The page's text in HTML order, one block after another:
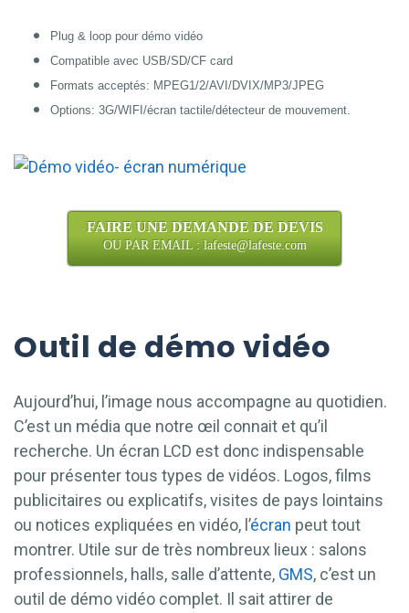
Plug & loop pour démo vidéo
Compatible avec USB/SD/CF card
Formats acceptés: MPEG1/2/AVI/DVIX/MP3/JPEG
Options: 3G/WIFI/écran tactile/détecteur de mouvement.
FAIRE UNE DEMANDE DE DEVIS
OU PAR EMAIL : lafeste@lafeste.com
Outil de démo vidéo
Aujourd’hui, l’image nous accompagne au quotidien.
C’est un média que notre œil connait et qu’il
recherche. Un écran LCD est donc indispensable
pour présenter tous types de vidéos. Logos, films
publicitaires ou explicatifs, visites de pays lointains
ou notices expliquées en vidéo, l’écran peut tout
montrer. Utile sur de très nombreux lieux : salons
professionnels, halls, salle d’attente, GMS, c’est un
outil de démo vidéo complet. Il sait attirer de